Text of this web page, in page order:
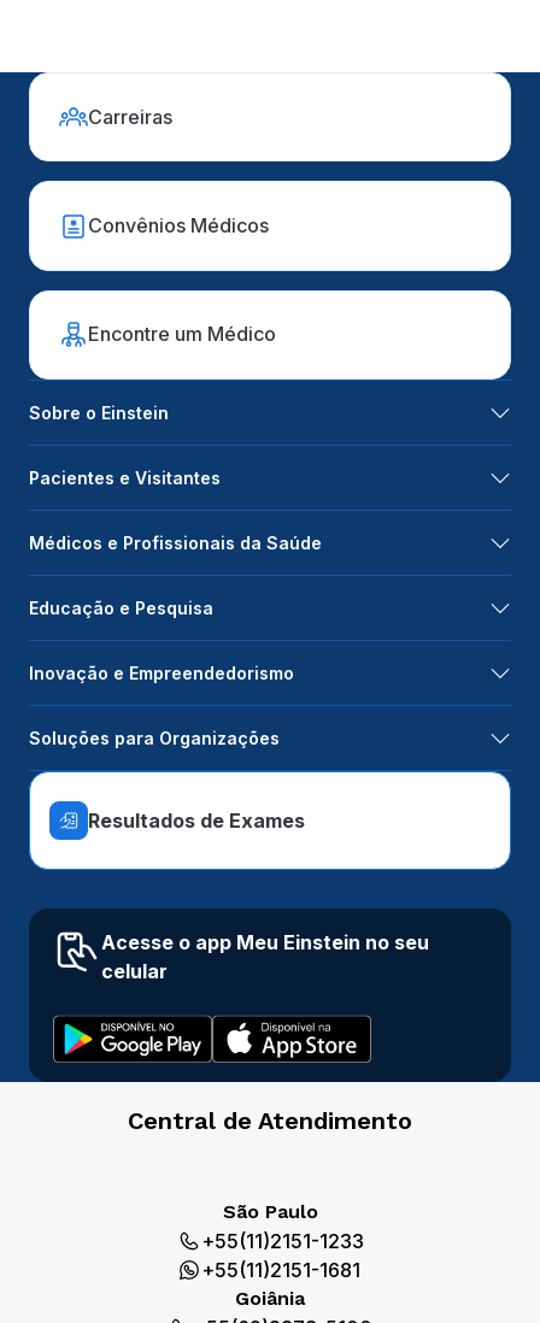
Carreiras
Convênios Médicos
Encontre um Médico
Sobre o Einstein
Pacientes e Visitantes
Médicos e Profissionais da Saúde
Educação e Pesquisa
Inovação e Empreendedorismo
Soluções para Organizações
Resultados de Exames
Acesse o app Meu Einstein no seu
celular
Central de Atendimento
São Paulo
+55(11)2151-1233
+55(11)2151-1681
Goiânia